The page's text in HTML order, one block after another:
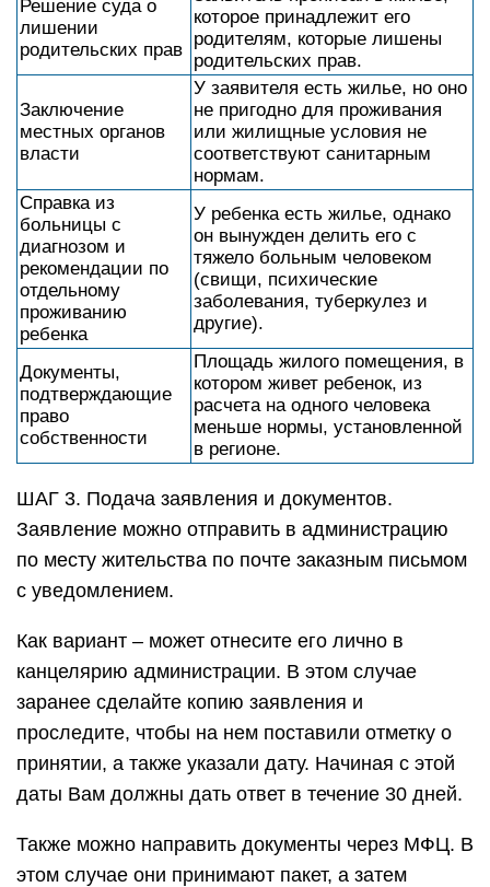
Решение суда о
лишении
родительских прав
которое принадлежит его
родителям, которые лишены
родительских прав.
Заключение
местных органов
власти
У заявителя есть жилье, но оно
не пригодно для проживания
или жилищные условия не
соответствуют санитарным
нормам.
Справка из
больницы с
диагнозом и
рекомендации по
отдельному
проживанию
ребенка
У ребенка есть жилье, однако
он вынужден делить его с
тяжело больным человеком
(свищи, психические
заболевания, туберкулез и
другие).
Документы,
подтверждающие
право
собственности
Площадь жилого помещения, в
котором живет ребенок, из
расчета на одного человека
меньше нормы, установленной
в регионе.
ШАГ 3. Подача заявления и документов.
Заявление можно отправить в администрацию
по месту жительства по почте заказным письмом
с уведомлением.
Как вариант – может отнесите его лично в
канцелярию администрации. В этом случае
заранее сделайте копию заявления и
проследите, чтобы на нем поставили отметку о
принятии, а также указали дату. Начиная с этой
даты Вам должны дать ответ в течение 30 дней.
Также можно направить документы через МФЦ. В
этом случае они принимают пакет, а затем